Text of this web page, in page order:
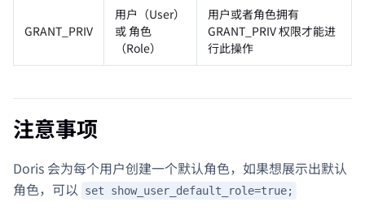
GRANT_PRIV
用户（User）
或 角色
（Role）
用户或者角色拥有
GRANT_PRIV 权限才能进
行此操作
注意事项
Doris 会为每个用户创建一个默认角色，如果想展示出默认
角色，可以
set show_user_default_role=true;